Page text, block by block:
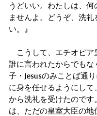
うどいい。わたしは、何
ませんよ。どうぞ、洗礼
い。』
こうして、エチオピア
誰に言われたからでもな
子・Jesusのみことば通
に身を任せるようにして
から洗礼を受けたのです
は、ただの皇室大臣の地